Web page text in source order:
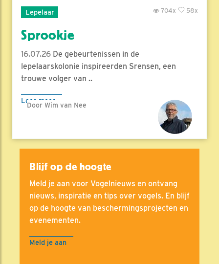
Lepelaar 58x
704x
Sprookje
16.07.26 De gebeurtenissen in de
lepelaarskolonie inspireerden Srensen, een
trouwe volger van ..
Lees meer
Door Wim van Nee
Blijf op de hoogte
Meld je aan voor Vogelnieuws en ontvang
nieuws, inspiratie en tips over vogels. En blijf
op de hoogte van beschermingsprojecten en
evenementen.
Meld je aan